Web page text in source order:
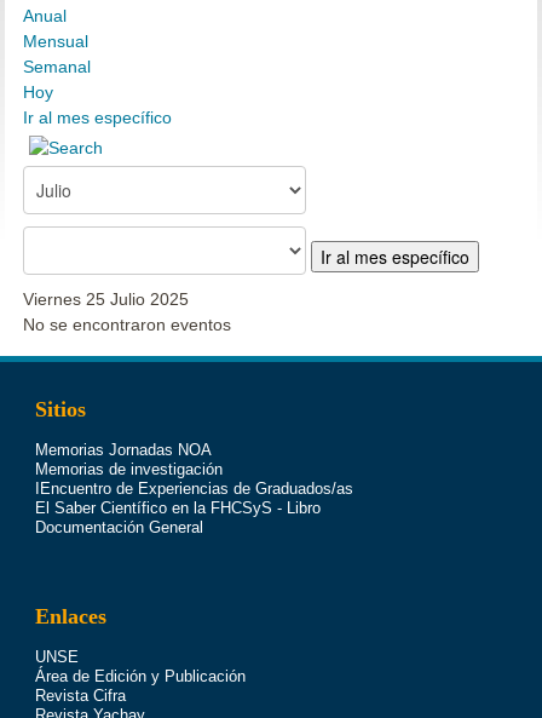
Anual
Mensual
Semanal
Hoy
Ir al mes específico
Ir al mes específico
Viernes 25 Julio 2025
No se encontraron eventos
Sitios
Memorias Jornadas NOA
Memorias de investigación
IEncuentro de Experiencias de Graduados/as
El Saber Científico en la FHCSyS - Libro
Documentación General
Enlaces
UNSE
Área de Edición y Publicación
Revista Cifra